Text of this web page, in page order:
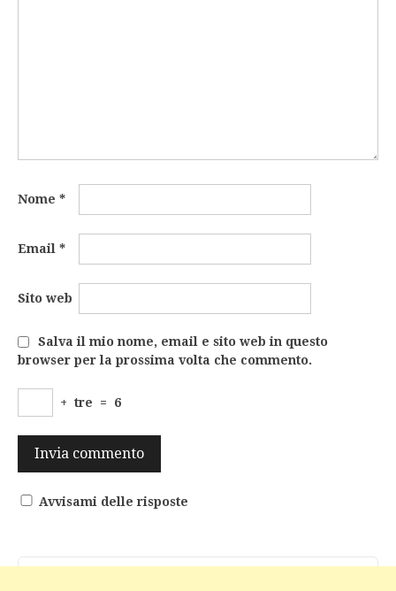
Nome *
Email *
Sito web
Salva il mio nome, email e sito web in questo
browser per la prossima volta che commento.
+ tre = 6
Avvisami delle risposte